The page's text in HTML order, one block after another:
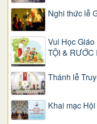
Nghi thức lễ
Vui Học
TỘI & RƯỚC
Thánh lễ
Khai mạc